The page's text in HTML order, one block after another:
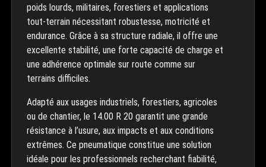
poids lourds, militaires, forestiers et applications
tout-terrain nécessitant robustesse, motricité et
endurance. Grâce à sa structure radiale, il offre une
excellente stabilité, une forte capacité de charge et
une adhérence optimale sur route comme sur
terrains difficiles.
Adapté aux usages industriels, forestiers, agricoles
ou de chantier, le 14.00 R 20 garantit une grande
résistance à l’usure, aux impacts et aux conditions
extrêmes. Ce pneumatique constitue une solution
idéale pour les professionnels recherchant fiabilité,